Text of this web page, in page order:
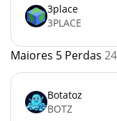
3place
3PLACE
Maiores 5 Perdas
Botatoz
BOTZ